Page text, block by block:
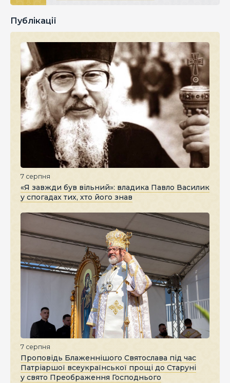
Публікації
7 серпня
«Я завжди був вільний»: владика Павло Василик
у спогадах тих, хто його знав
7 серпня
Проповідь Блаженнішого Святослава під час
Патріаршої всеукраїнської прощі до Старуні
у свято Преображення Господнього